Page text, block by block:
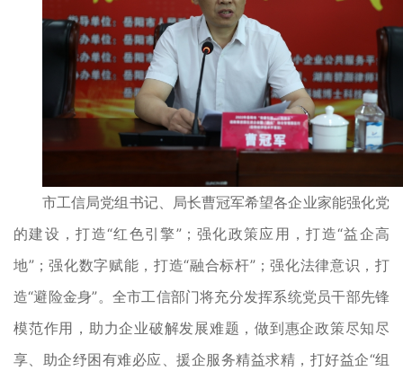
市工信局党组书记、局长曹冠军希望各企业家能强化党
的建设，打造“红色引擎”；强化政策应用，打造“益企高
地”；强化数字赋能，打造“融合标杆”；强化法律意识，打
造“避险金身”。全市工信部门将充分发挥系统党员干部先锋
模范作用，助力企业破解发展难题，做到惠企政策尽知尽
享、助企纾困有难必应、援企服务精益求精，打好益企“组